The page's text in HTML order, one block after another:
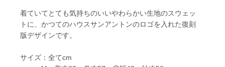
着ていてとても気持ちのいいやわらかい生地のスウェッ
トに、かつてのハウスサンアントンのロゴを入れた復刻
版デザインです。
サイズ：全てcm